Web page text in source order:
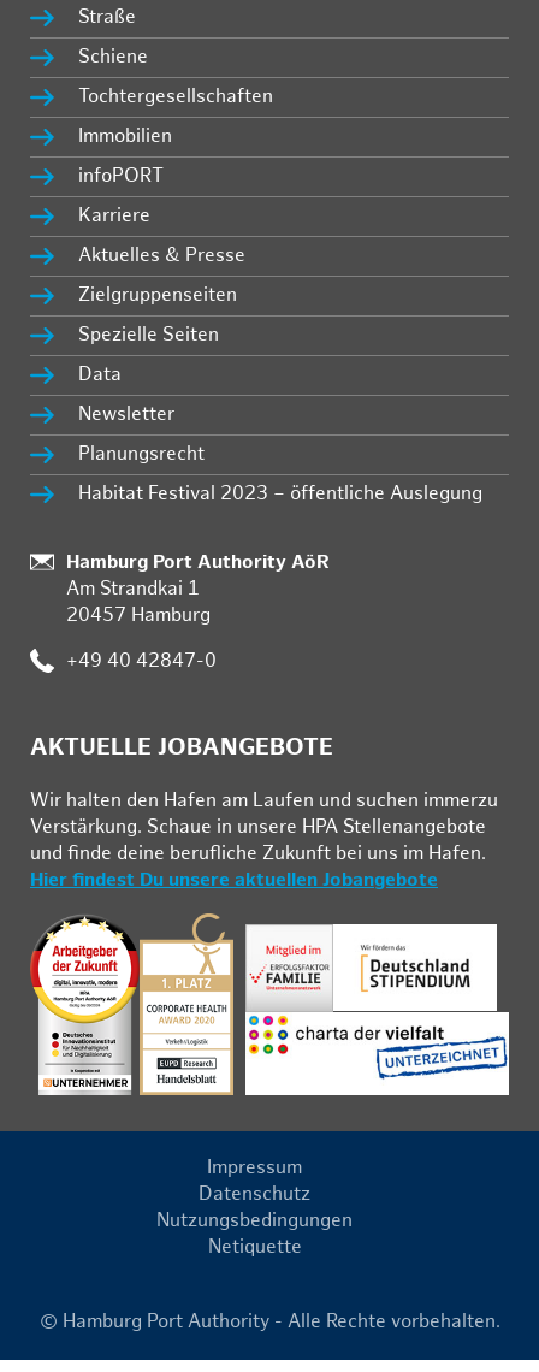
Straße
Schiene
Tochtergesellschaften
Immobilien
infoPORT
Karriere
Aktuelles & Presse
Zielgruppenseiten
Spezielle Seiten
Data
Newsletter
Planungsrecht
Habitat Festival 2023 – öffentliche Auslegung
Standort:
Hamburg Port Authority AöR
Am Strandkai 1
20457 Hamburg
Telefon:
+49 40 42847-0
AKTUELLE JOBANGEBOTE
Wir hal­ten den Ha­fen am Lau­fen und su­chen im­mer­zu
Ver­stär­kung. Schau­e in un­se­re HPA Stel­len­an­ge­bo­te
und fin­de deine be­ruf­li­che Zu­kunft bei uns im Ha­fen.
Hier findest Du unsere aktuellen Jobangebote
Impressum
Datenschutz
Nutzungsbedingungen
Netiquette
© Hamburg Port Authority - Alle Rechte vorbehalten.